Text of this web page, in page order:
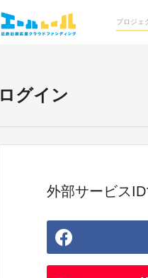
ログイン
外部サービス